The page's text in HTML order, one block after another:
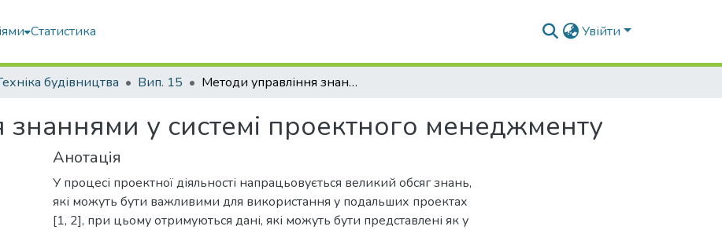
Статистика Увійти
будівництва Вип. 15 Методи управління знаннями у системі проектного менеджменту
у системі проектного менеджменту
Анотація
У процесі проектної діяльності напрацьовується великий обсяг знань,
які можуть бути важливими для використання у подальших проектах
[1, 2], при цьому отримуються дані, які можуть бути представлені як у